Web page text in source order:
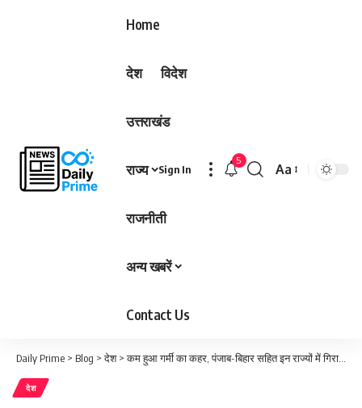
Home
देश विदेश
उत्तराखंड
राज्य
राजनीती
अन्य खबरें
Contact Us
Sign In
5
Font
Aa
Daily Prime > Blog >देश>कम हुआ गर्मी का कहर, पंजाब-बिहार सहित इन राज्यों में गिरा तापमान; जानें अगले पांच दिन का हाल
देश